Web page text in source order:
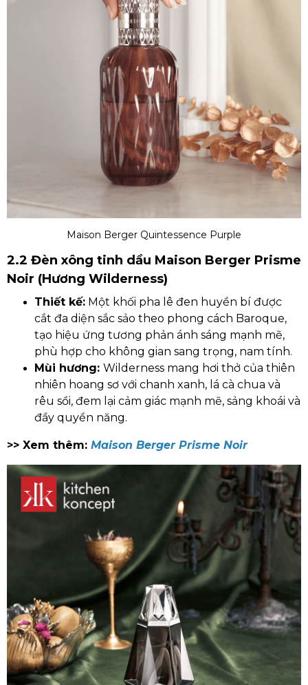
Maison Berger Quintessence Purple
2.2 Đèn xông tinh dầu Maison Berger Prisme
Noir (Hương Wilderness)
Thiết kế: Một khối pha lê đen huyền bí được
cắt đa diện sắc sảo theo phong cách Baroque,
tạo hiệu ứng tương phản ánh sáng mạnh mẽ,
phù hợp cho không gian sang trọng, nam tính.
Mùi hương: Wilderness mang hơi thở của thiên
nhiên hoang sơ với chanh xanh, lá cà chua và
rêu sồi, đem lại cảm giác mạnh mẽ, sảng khoái và
đầy quyền năng.
>> Xem thêm: Maison Berger Prisme Noir